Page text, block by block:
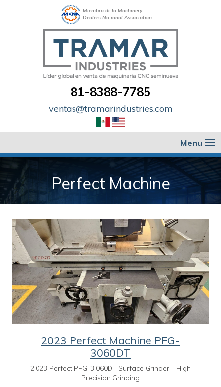
Miembro de la Machinery
Dealers National Association
81-8388-7785
ventas@tramarindustries.com
Menu
Perfect Machine
2023 Perfect Machine PFG-
3060DT
2,023 Perfect PFG-3,060DT Surface Grinder - High
Precision Grinding